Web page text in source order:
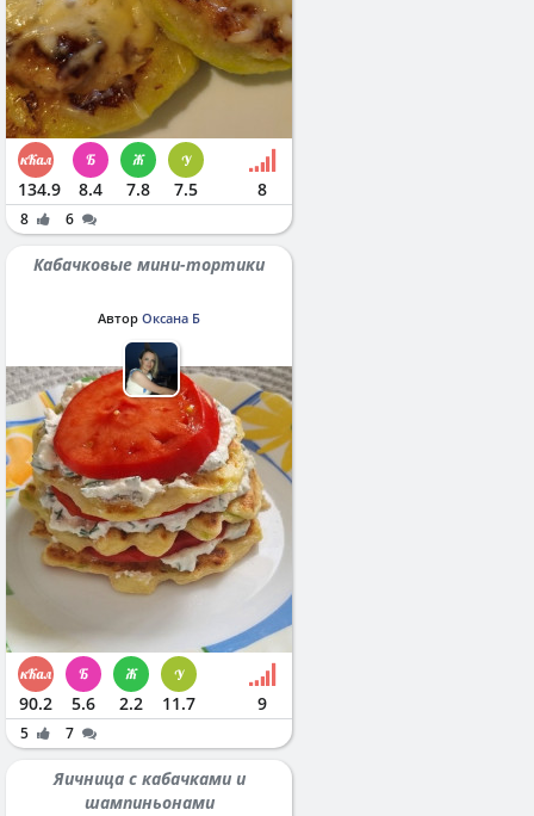
134.9 8.4 7.8 7.5 8
8 6
Кабачковые мини-тортики
Автор Оксана Б
90.2 5.6 2.2 11.7 9
5 7
Яичница с кабачками и
шампиньонами